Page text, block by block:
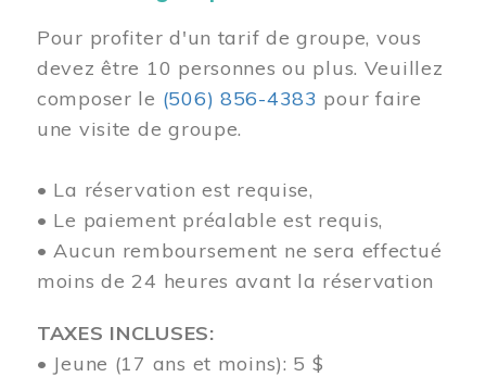
Pour profiter d'un tarif de groupe, vous
devez être 10 personnes ou plus. Veuillez
composer le (506) 856-4383 pour faire
une visite de groupe.
• La réservation est requise,
• Le paiement préalable est requis,
• Aucun remboursement ne sera effectué
moins de 24 heures avant la réservation
TAXES INCLUSES:
• Jeune (17 ans et moins): 5 $